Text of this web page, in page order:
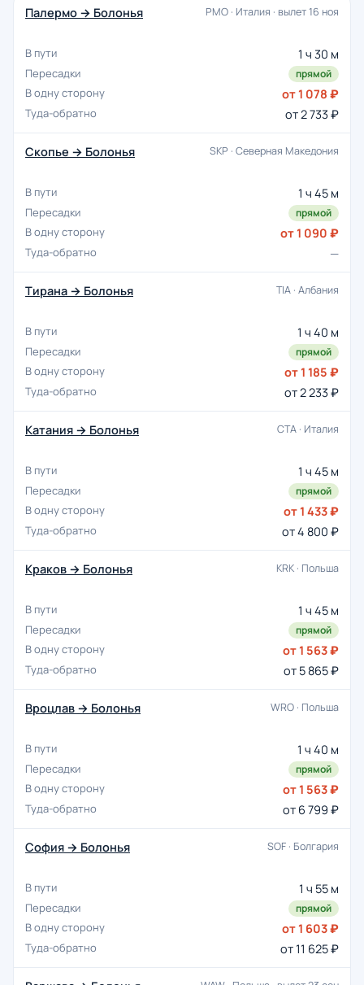
Палермо → Болонья PMO · Италия · вылет 16 ноя
1 ч 30 м
прямой
от 1 078 ₽
от 2 733 ₽
Скопье → Болонья SKP · Северная Македония
1 ч 45 м
прямой
от 1 090 ₽
—
Тирана → Болонья TIA · Албания
1 ч 40 м
прямой
от 1 185 ₽
от 2 233 ₽
Катания → Болонья CTA · Италия
1 ч 45 м
прямой
от 1 433 ₽
от 4 800 ₽
Краков → Болонья KRK · Польша
1 ч 45 м
прямой
от 1 563 ₽
от 5 865 ₽
Вроцлав → Болонья WRO · Польша
1 ч 40 м
прямой
от 1 563 ₽
от 6 799 ₽
София → Болонья SOF · Болгария
1 ч 55 м
прямой
от 1 603 ₽
от 11 625 ₽